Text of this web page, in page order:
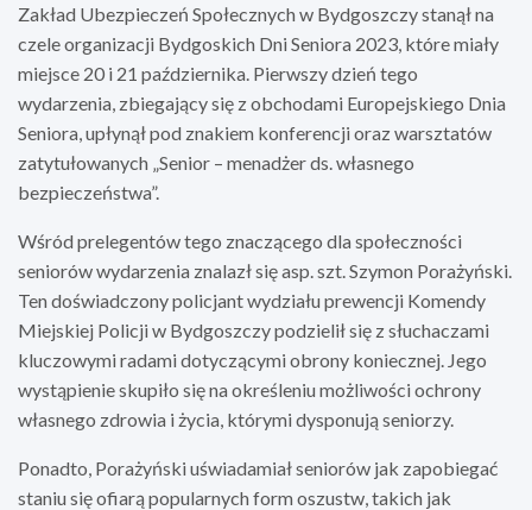
Zakład Ubezpieczeń Społecznych w Bydgoszczy stanął na
czele organizacji Bydgoskich Dni Seniora 2023, które miały
miejsce 20 i 21 października. Pierwszy dzień tego
wydarzenia, zbiegający się z obchodami Europejskiego Dnia
Seniora, upłynął pod znakiem konferencji oraz warsztatów
zatytułowanych „Senior – menadżer ds. własnego
bezpieczeństwa”.
Wśród prelegentów tego znaczącego dla społeczności
seniorów wydarzenia znalazł się asp. szt. Szymon Porażyński.
Ten doświadczony policjant wydziału prewencji Komendy
Miejskiej Policji w Bydgoszczy podzielił się z słuchaczami
kluczowymi radami dotyczącymi obrony koniecznej. Jego
wystąpienie skupiło się na określeniu możliwości ochrony
własnego zdrowia i życia, którymi dysponują seniorzy.
Ponadto, Porażyński uświadamiał seniorów jak zapobiegać
staniu się ofiarą popularnych form oszustw, takich jak